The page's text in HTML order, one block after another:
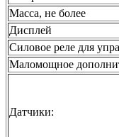
Масса, не более
Дисплей
Силовое реле для
Маломощное
Датчики: